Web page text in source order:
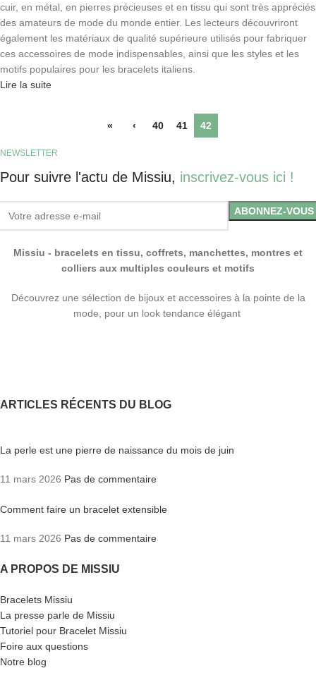
cuir, en métal, en pierres précieuses et en tissu qui sont très appréciés
des amateurs de mode du monde entier. Les lecteurs découvriront
également les matériaux de qualité supérieure utilisés pour fabriquer
ces accessoires de mode indispensables, ainsi que les styles et les
motifs populaires pour les bracelets italiens.
Lire la suite
« ‹ 40 41 42
NEWSLETTER
Pour suivre l'actu de Missiu, inscrivez-vous ici !
Missiu - bracelets en tissu, coffrets, manchettes, montres et
colliers aux multiples couleurs et motifs
Découvrez une sélection de bijoux et accessoires à la pointe de la
mode, pour un look tendance élégant
ARTICLES RÉCENTS DU BLOG
La perle est une pierre de naissance du mois de juin
11 mars 2026 Pas de commentaire
Comment faire un bracelet extensible
11 mars 2026 Pas de commentaire
A PROPOS DE MISSIU
Bracelets Missiu
La presse parle de Missiu
Tutoriel pour Bracelet Missiu
Foire aux questions
Notre blog